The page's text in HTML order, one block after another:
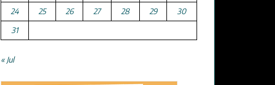
24
25 26 27 28 29
30
31
« Jul